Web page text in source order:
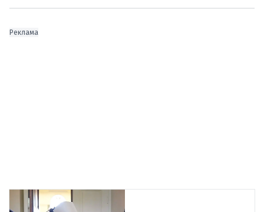
Реклама